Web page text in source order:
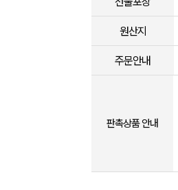
원산지
주문안내
판촉상품 안내